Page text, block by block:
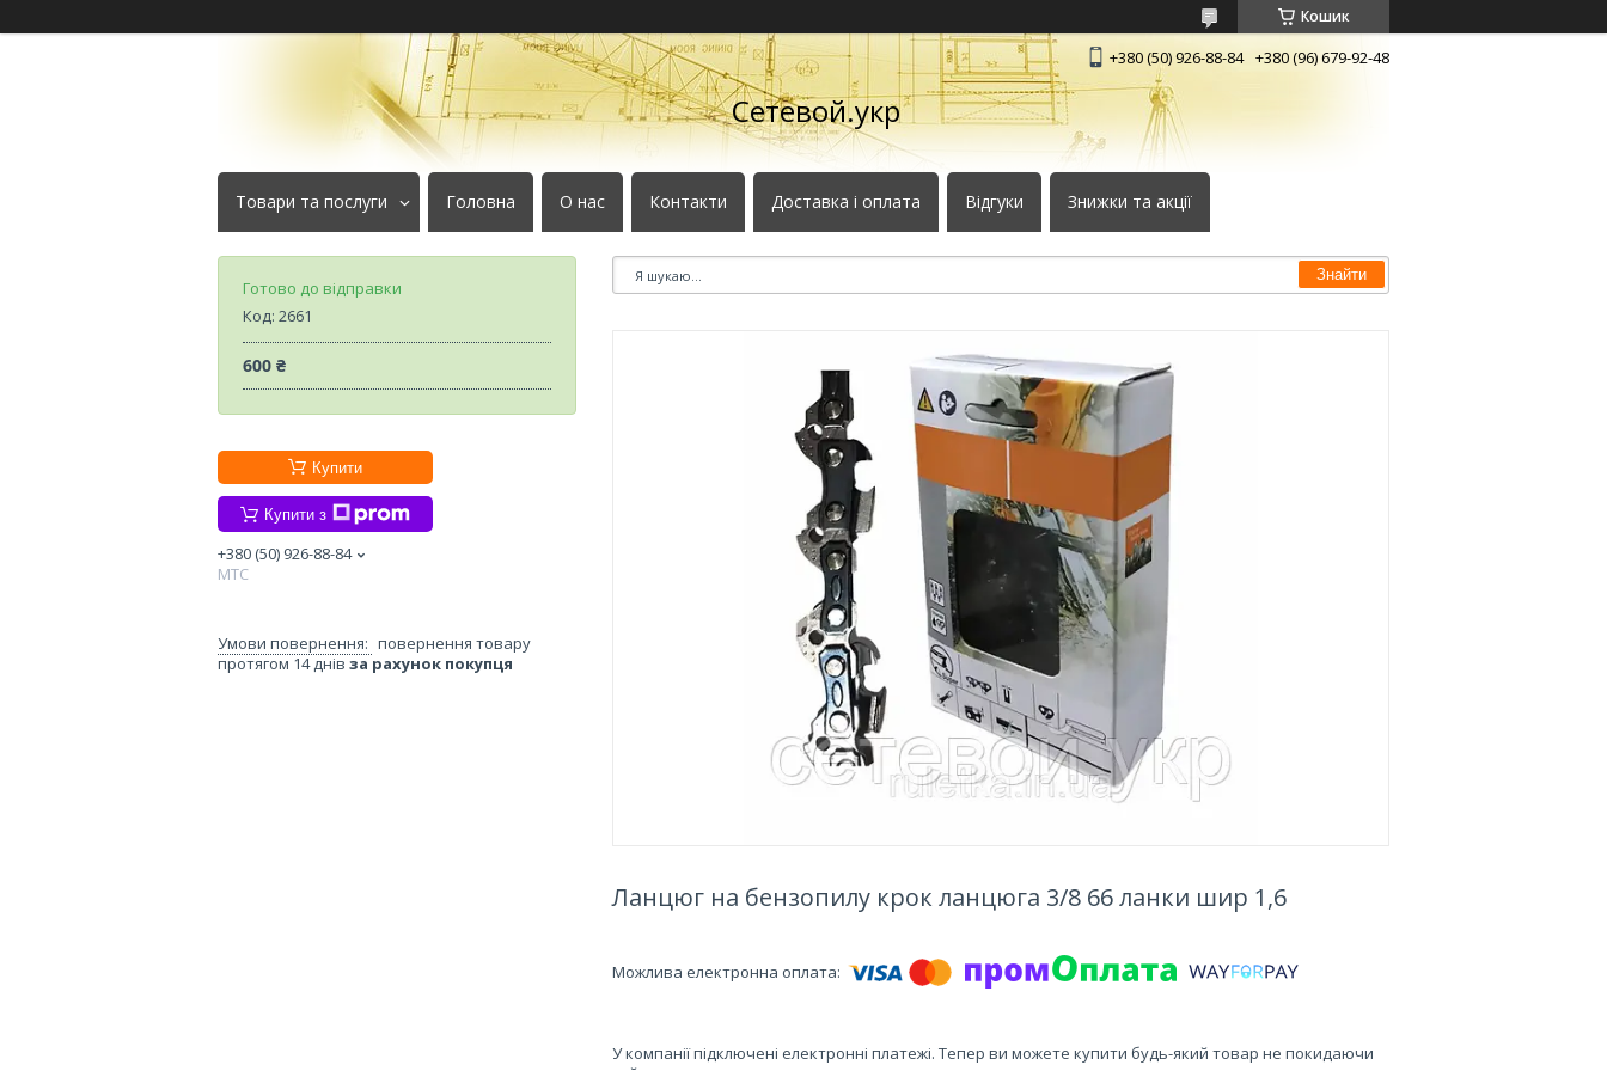
Кошик
+380 (50) 926-88-84 +380 (96) 679-92-48
Сетевой.укр
Товари та послуги Головна О нас Контакти Доставка і оплата Відгуки Знижки та акції
Знайти
Ланцюг на бензопилу крок ланцюга 3/8 66 ланки шир 1,6
У компанії підключені електронні платежі. Тепер ви можете купити будь-який товар не покидаючи
Готово до відправки
Код: 2661
600 ₴
Купити
Купити з
+380 (50) 926-88-84
МТС
повернення товару
протягом 14 днів за рахунок покупця